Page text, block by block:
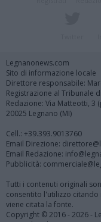
Legnanonews.com
Sito di informazione locale
Direttore responsabile:
Registrazione al Tribunale
Redazione: Via Matteotti, 3
20025 Legnano (MI)
Cell.: +39.393.9013760
Email Direzione:
Email Redazione:
Pubblicità:
Tutti i contenuti originali
consentito l'utilizzo
viene citata la fonte.
Copyright © 2016 - 2026 -